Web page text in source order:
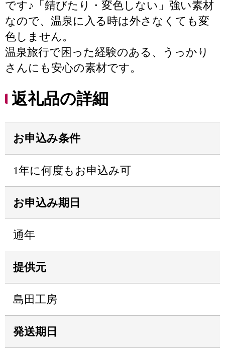
です♪「錆びたり・変色しない」強い素材
なので、温泉に入る時は外さなくても変
色しません。
温泉旅行で困った経験のある、うっかり
さんにも安心の素材です。
返礼品の詳細
お申込み条件
1年に何度もお申込み可
お申込み期日
通年
提供元
島田工房
発送期日